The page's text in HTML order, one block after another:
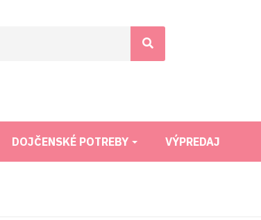
DOJČENSKÉ POTREBY VÝPREDAJ